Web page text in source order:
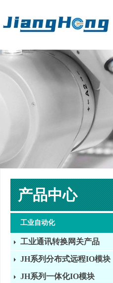
产品中心
工业自动化
工业通讯转换网关产品
JH系列分布式远程IO模块
JH系列一体化IO模块